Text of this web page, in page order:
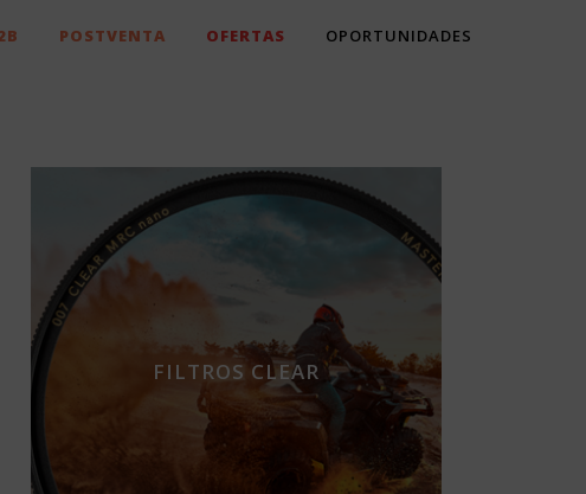
POSTVENTA OFERTAS OPORTUNIDADES
FILTROS CLEAR